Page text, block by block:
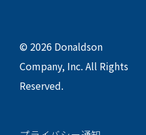
© 2026 Donaldson
Company, Inc. All Rights
Reserved.